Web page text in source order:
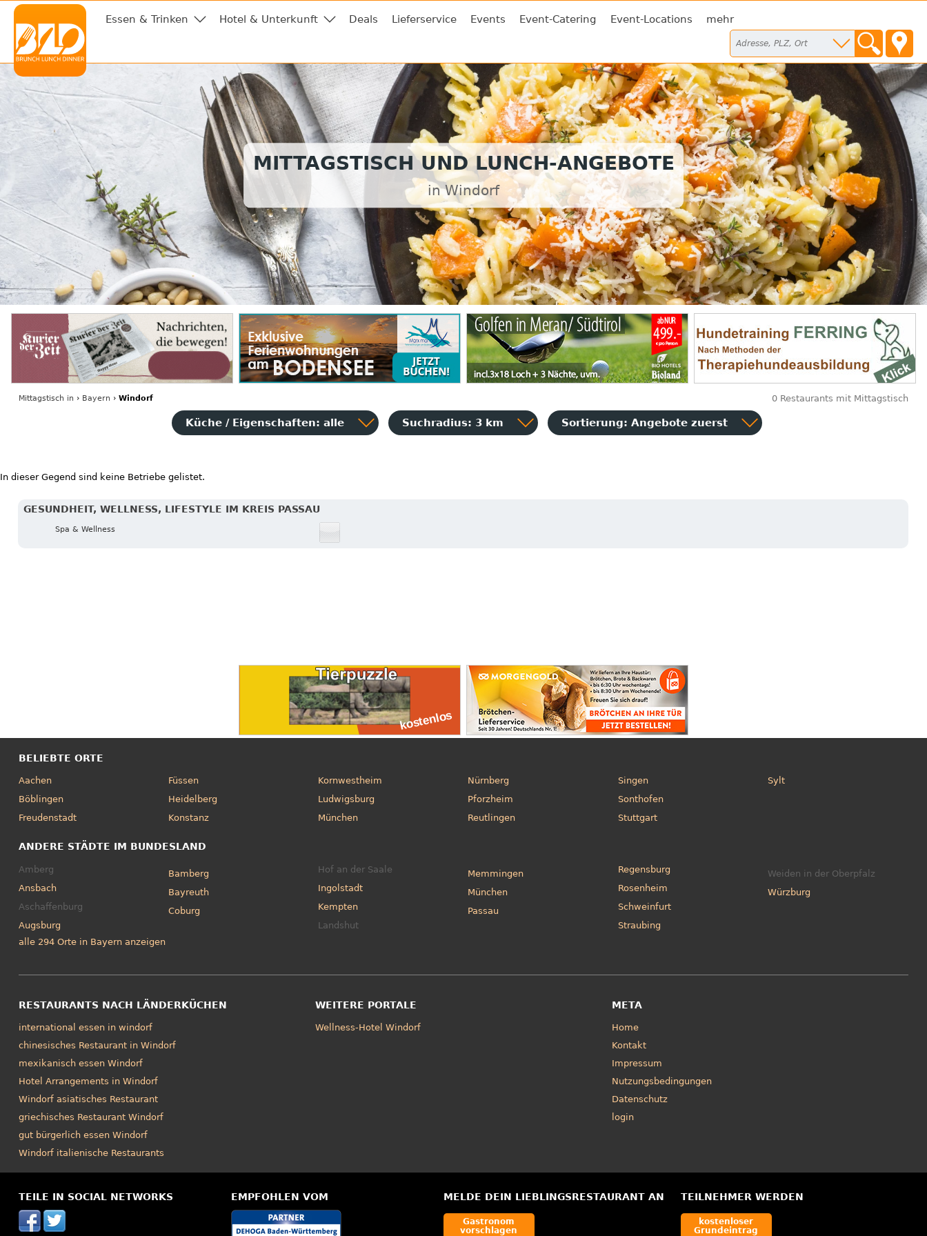
Essen & Trinken Hotel & Unterkunft Deals Lieferservice Events Event-Catering Event-Locations mehr
MITTAGSTISCH UND LUNCH-ANGEBOTE
in Windorf
Mittagstisch in › Bayern › Windorf 0 Restaurants mit Mittagstisch
Küche / Eigenschaften: alle Suchradius: 3 km Sortierung: Angebote zuerst
In dieser Gegend sind keine Betriebe gelistet.
GESUNDHEIT, WELLNESS, LIFESTYLE IM KREIS PASSAU
Spa & Wellness
BELIEBTE ORTE
Aachen
Böblingen
Freudenstadt
Füssen
Heidelberg
Konstanz
Kornwestheim
Ludwigsburg
München
Nürnberg
Pforzheim
Reutlingen
Singen
Sonthofen
Stuttgart
Sylt
ANDERE STÄDTE IM BUNDESLAND
Amberg
Ansbach
Aschaffenburg
Augsburg
Bamberg
Bayreuth
Coburg
Hof an der Saale
Ingolstadt
Kempten
Landshut
Memmingen
München
Passau
Regensburg
Rosenheim
Schweinfurt
Straubing
Weiden in der Oberpfalz
Würzburg
alle 294 Orte in Bayern anzeigen
RESTAURANTS NACH LÄNDERKÜCHEN
international essen in windorf
chinesisches Restaurant in Windorf
mexikanisch essen Windorf
Hotel Arrangements in Windorf
Windorf asiatisches Restaurant
griechisches Restaurant Windorf
gut bürgerlich essen Windorf
Windorf italienische Restaurants
WEITERE PORTALE
Wellness-Hotel Windorf
META
Home
Kontakt
Impressum
Nutzungsbedingungen
Datenschutz
login
TEILE IN SOCIAL NETWORKS EMPFOHLEN VOM MELDE DEIN LIEBLINGSRESTAURANT AN
Gastronom
vorschlagen
TEILNEHMER WERDEN
kostenloser
Grundeintrag